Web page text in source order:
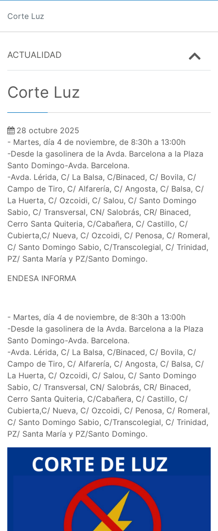
Corte Luz
ACTUALIDAD
Corte Luz
28 octubre 2025
- Martes, día 4 de noviembre, de 8:30h a 13:00h
-Desde la gasolinera de la Avda. Barcelona a la Plaza
Santo Domingo-Avda. Barcelona.
-Avda. Lérida, C/ La Balsa, C/Binaced, C/ Bovila, C/
Campo de Tiro, C/ Alfarería, C/ Angosta, C/ Balsa, C/
La Huerta, C/ Ozcoidi, C/ Salou, C/ Santo Domingo
Sabio, C/ Transversal, CN/ Salobrás, CR/ Binaced,
Cerro Santa Quiteria, C/Cabañera, C/ Castillo, C/
Cubierta,C/ Nueva, C/ Ozcoidi, C/ Penosa, C/ Romeral,
C/ Santo Domingo Sabio, C/Transcolegial, C/ Trinidad,
PZ/ Santa María y PZ/Santo Domingo.
ENDESA INFORMA
- Martes, día 4 de noviembre, de 8:30h a 13:00h
-Desde la gasolinera de la Avda. Barcelona a la Plaza
Santo Domingo-Avda. Barcelona.
-Avda. Lérida, C/ La Balsa, C/Binaced, C/ Bovila, C/
Campo de Tiro, C/ Alfarería, C/ Angosta, C/ Balsa, C/
La Huerta, C/ Ozcoidi, C/ Salou, C/ Santo Domingo
Sabio, C/ Transversal, CN/ Salobrás, CR/ Binaced,
Cerro Santa Quiteria, C/Cabañera, C/ Castillo, C/
Cubierta,C/ Nueva, C/ Ozcoidi, C/ Penosa, C/ Romeral,
C/ Santo Domingo Sabio, C/Transcolegial, C/ Trinidad,
PZ/ Santa María y PZ/Santo Domingo.